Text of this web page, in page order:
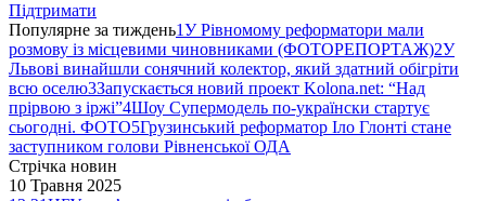
Підтримати
Популярне за тиждень1У Рівномому реформатори мали
розмову із місцевими чиновниками (ФОТОРЕПОРТАЖ)2У
Львові винайшли сонячний колектор, який здатний обігріти
всю оселю3Запускається новий проект Kolona.net: “Над
прірвою з іржі”4Шоу Супермодель по-українски стартує
сьогодні. ФОТО5Грузинський реформатор Іло Глонті стане
заступником голови Рівненської ОДА
Стрічка новин
10 Травня 2025